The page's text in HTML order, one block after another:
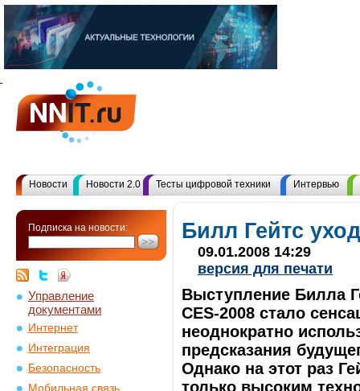
Новости Новости 2.0 Тесты цифровой техники Интервью
Подписка на новости:
Управление
документами
Интернет
Интеграция
Безопасность
Мобильная связь
Билл Гейтс
09.01.2008 14:29
версия для печати
Выступление Билла
CES-2008 стало
неоднократно
предсказания
Однако на этот раз
только высоким